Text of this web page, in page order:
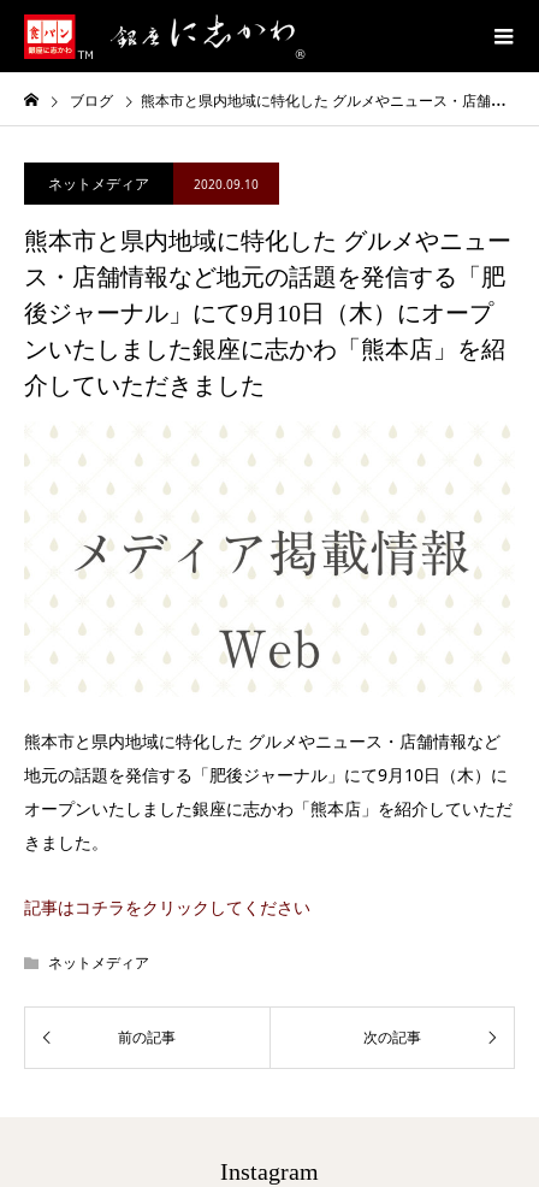
ブログ 熊本市と県内地域に特化した グルメやニュース・店舗情報など地元の話題を発信する「肥後ジャーナル」にて9月10日（木）にオープンいたしました銀座に志かわ「熊本店」を紹介していただきました
ネットメディア 2020.09.10
熊本市と県内地域に特化した グルメやニュー
ス・店舗情報など地元の話題を発信する「肥
後ジャーナル」にて9月10日（木）にオープ
ンいたしました銀座に志かわ「熊本店」を紹
介していただきました
熊本市と県内地域に特化した グルメやニュース・店舗情報など
地元の話題を発信する「肥後ジャーナル」にて9月10日（木）に
オープンいたしました銀座に志かわ「熊本店」を紹介していただ
きました。
記事はコチラをクリックしてください
ネットメディア
Instagram